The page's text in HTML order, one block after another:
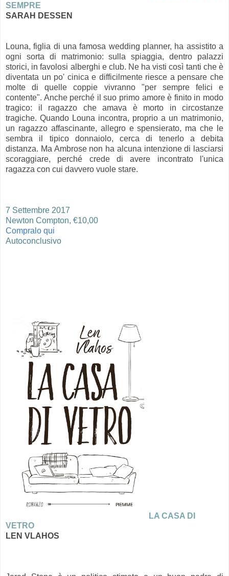
SEMPRE
SARAH DESSEN
Louna, figlia di una famosa wedding planner, ha assistito a
ogni sorta di matrimonio: sulla spiaggia, dentro palazzi
storici, in favolosi alberghi e club. Ne ha visti così tanti che è
diventata un po' cinica e difficilmente riesce a pensare che
molte di quelle coppie vivranno "per sempre felici e
contente". Anche perché il suo primo amore è finito in modo
tragico: il ragazzo che amava è morto in circostanze
tragiche. Quando Louna incontra, proprio a un matrimonio,
un ragazzo affascinante, allegro e spensierato, ma che le
sembra il tipico donnaiolo, cerca di tenerlo a debita
distanza. Ma Ambrose non ha alcuna intenzione di lasciarsi
scoraggiare, perché crede di avere incontrato l'unica
ragazza con cui davvero vuole stare.
7 Settembre 2017
Newton Compton, €10,00
Compralo qui
Autoconclusivo
LA CASA DI
VETRO
LEN VLAHOS